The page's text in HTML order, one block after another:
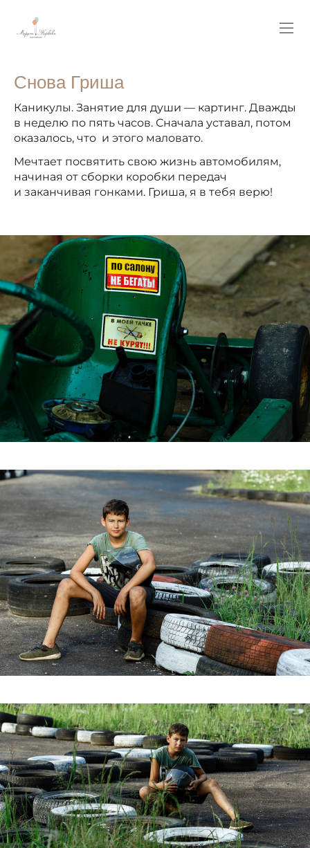
Снова Гриша
Каникулы. Занятие для души — картинг. Дважды
в неделю по пять часов. Сначала уставал, потом
оказалось, что и этого маловато.
Мечтает посвятить свою жизнь автомобилям,
начиная от сборки коробки передач
и заканчивая гонками. Гриша, я в тебя верю!